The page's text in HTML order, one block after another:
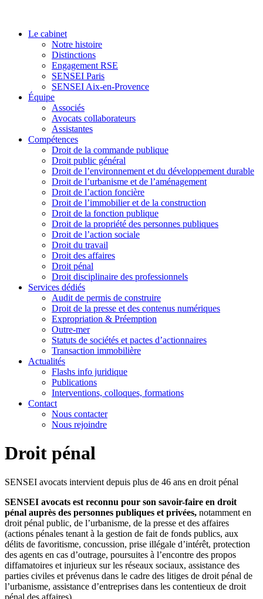
Le cabinet
Notre histoire
Distinctions
Engagement RSE
SENSEI Paris
SENSEI Aix-en-Provence
Équipe
Associés
Avocats collaborateurs
Assistantes
Compétences
Droit de la commande publique
Droit public général
Droit de l’environnement et du développement durable
Droit de l’urbanisme et de l’aménagement
Droit de l’action foncière
Droit de l’immobilier et de la construction
Droit de la fonction publique
Droit de la propriété des personnes publiques
Droit de l’action sociale
Droit du travail
Droit des affaires
Droit pénal
Droit disciplinaire des professionnels
Services dédiés
Audit de permis de construire
Droit de la presse et des contenus numériques
Expropriation & Préemption
Outre-mer
Statuts de sociétés et pactes d’actionnaires
Transaction immobilière
Actualités
Flashs info juridique
Publications
Interventions, colloques, formations
Contact
Nous contacter
Nous rejoindre
Droit pénal
SENSEI avocats intervient depuis plus de 46 ans en droit pénal
SENSEI avocats est reconnu pour son savoir-faire en droit
pénal auprès des personnes publiques et privées, notamment en
droit pénal public, de l’urbanisme, de la presse et des affaires
(actions pénales tenant à la gestion de fait de fonds publics, aux
délits de favoritisme, concussion, prise illégale d’intérêt, protection
des agents en cas d’outrage, poursuites à l’encontre des propos
diffamatoires et injurieux sur les réseaux sociaux, assistance des
parties civiles et prévenus dans le cadre des litiges de droit pénal de
l’urbanisme, assistance d’entreprises dans les contentieux de droit
pénal des affaires).